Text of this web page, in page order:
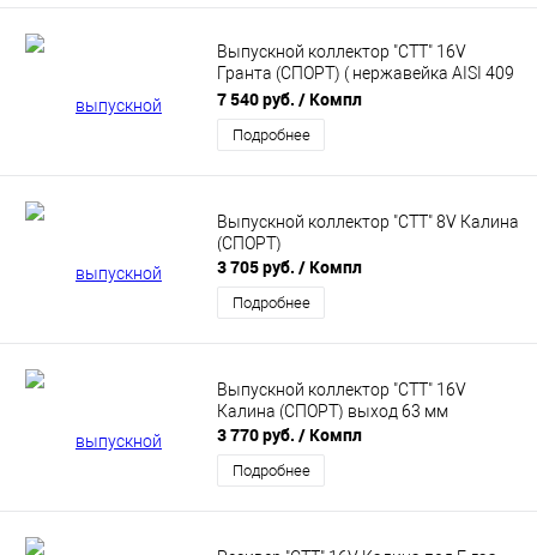
Выпускной коллектор "СТТ" 16V
Гранта (СПОРТ) ( нержавейка AISI 409
)выход 63мм
7 540 руб. / Компл
Подробнее
Выпускной коллектор "СТТ" 8V Калина
(СПОРТ)
3 705 руб. / Компл
Подробнее
Выпускной коллектор "СТТ" 16V
Калина (СПОРТ) выход 63 мм
3 770 руб. / Компл
Подробнее